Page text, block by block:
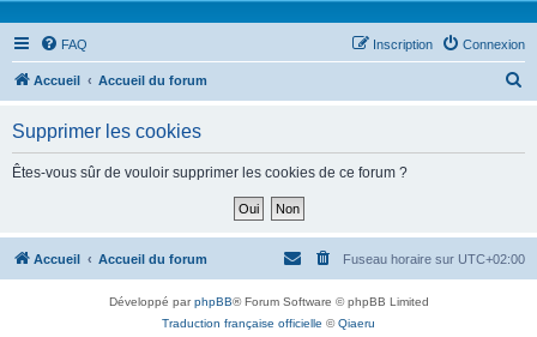
FAQ Connexion
Inscription
Accueil Accueil du forum
h
Supprimer les cookies
Êtes-vous sûr de vouloir supprimer les cookies de ce forum ?
Accueil Accueil du forum Fuseau horaire sur UTC+02:00
Développé parphpBB® Forum Software © phpBB Limited
Traduction française officielle ©Qiaeru